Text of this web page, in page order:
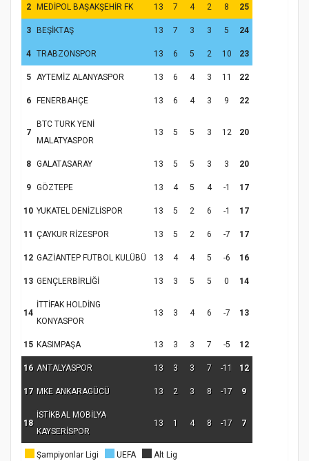
2 MEDİPOL BAŞAKŞEHİR FK 13 7 4 2 8 25
3 BEŞİKTAŞ 13 7 3 3 5 24
4 TRABZONSPOR 13 6 5 2 10 23
5 AYTEMİZ ALANYASPOR 13 6 4 3 11 22
6 FENERBAHÇE 13 6 4 3 9 22
7
BTC TURK YENİ
MALATYASPOR
13 5 5 3 12 20
8 GALATASARAY 13 5 5 3 3 20
9 GÖZTEPE 13 4 5 4 -1 17
10 YUKATEL DENİZLİSPOR 13 5 2 6 -1 17
11 ÇAYKUR RİZESPOR 13 5 2 6 -7 17
12 GAZİANTEP FUTBOL KULÜBÜ 13 4 4 5 -6 16
13 GENÇLERBİRLİĞİ 13 3 5 5 0 14
14
İTTİFAK HOLDİNG
KONYASPOR
13 3 4 6 -7 13
15 KASIMPAŞA 13 3 3 7 -5 12
16 ANTALYASPOR 13 3 3 7 -11 12
17 MKE ANKARAGÜCÜ 13 2 3 8 -17 9
18
İSTİKBAL MOBİLYA
KAYSERİSPOR
13 1 4 8 -17 7
Şampiyonlar Ligi UEFA Alt Lig